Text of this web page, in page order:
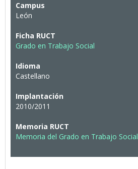
Campus
León
Ficha RUCT
Grado en Trabajo Social
Idioma
Castellano
Implantación
2010/2011
Memoria RUCT
Memoria del Grado en Trabajo Social